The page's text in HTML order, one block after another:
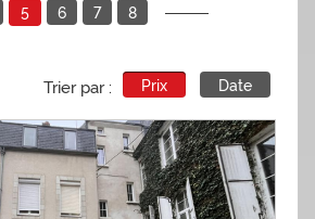
5 6 7 8
Trier par : Prix Date